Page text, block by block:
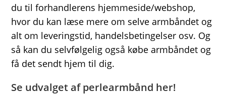
du til forhandlerens hjemmeside/webshop,
hvor du kan læse mere om selve armbåndet og
alt om leveringstid, handelsbetingelser osv. Og
så kan du selvfølgelig også købe armbåndet og
få det sendt hjem til dig.
Se udvalget af perlearmbånd her!